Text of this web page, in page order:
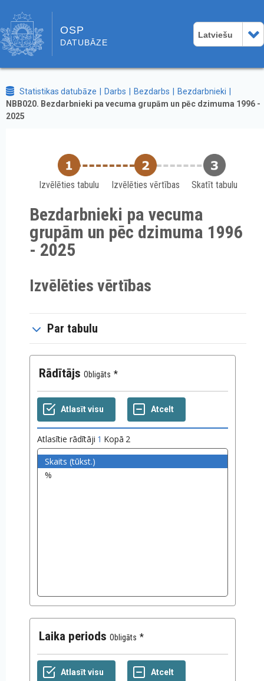
OSP
DATUBĀZE
Latviešu
Statistikas datubāze Darbs Bezdarbs
Bezdarbnieki
NBB020. Bezdarbnieki pa vecuma grupām un pēc dzimuma 1996 -
2025
Izvēlēties tabulu Izvēlēties vērtības Skatīt tabulu
Bezdarbnieki pa vecuma
grupām un pēc dzimuma 1996
- 2025
Izvēlēties vērtības
Par tabulu
Rādītājs Obligāts
Atlasītie rādītāji 1 Kopā 2
Laika periods Obligāts